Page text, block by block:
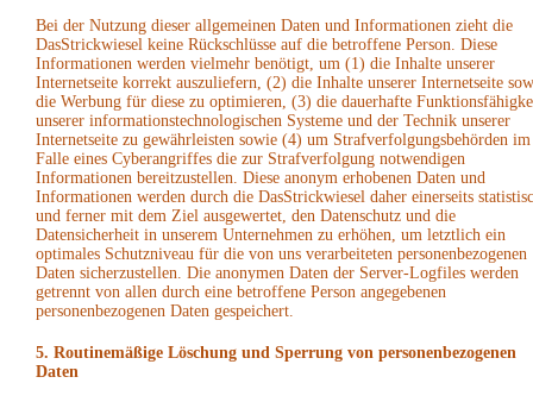
Bei der Nutzung dieser allgemeinen Daten und Informationen zieht die
DasStrickwiesel keine Rückschlüsse auf die betroffene Person. Diese
Informationen werden vielmehr benötigt, um (1) die Inhalte unserer
Internetseite korrekt auszuliefern, (2) die Inhalte unserer Internetseite
die Werbung für diese zu optimieren, (3) die dauerhafte
unserer informationstechnologischen Systeme und der Technik unserer
Internetseite zu gewährleisten sowie (4) um Strafverfolgungsbehörden im
Falle eines Cyberangriffes die zur Strafverfolgung notwendigen
Informationen bereitzustellen. Diese anonym erhobenen Daten und
Informationen werden durch die DasStrickwiesel daher einerseits
und ferner mit dem Ziel ausgewertet, den Datenschutz und die
Datensicherheit in unserem Unternehmen zu erhöhen, um letztlich ein
optimales Schutzniveau für die von uns verarbeiteten personenbezogenen
Daten sicherzustellen. Die anonymen Daten der Server-Logfiles werden
getrennt von allen durch eine betroffene Person angegebenen
personenbezogenen Daten gespeichert.
5. Routinemäßige Löschung und Sperrung von personenbezogenen
Daten